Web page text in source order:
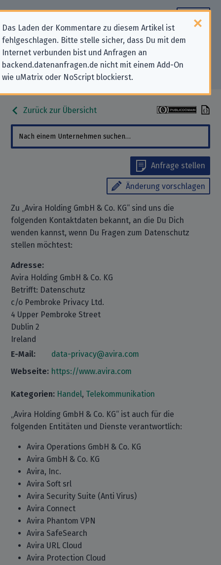
Das Laden der Kommentare zu diesem Artikel ist
fehlgeschlagen. Bitte stelle sicher, dass Du mit dem
Internet verbunden bist und Anfragen an
backend.datenanfragen.de nicht mit einem Add-On
wie uMatrix oder NoScript blockierst.
Datenschutz-Kontaktdaten für
„Avira Holding GmbH & Co. KG“
Zurück zur Übersicht
Anfrage stellen
Änderung vorschlagen
Zu „Avira Holding GmbH & Co. KG“ sind uns die
folgenden Kontaktdaten bekannt, an die Du Dich
wenden kannst, wenn Du Fragen zum Datenschutz
stellen möchtest:
Adresse:
Avira Holding GmbH & Co. KG
Betrifft: Datenschutz
c/o Pembroke Privacy Ltd.
4 Upper Pembroke Street
Dublin 2
Ireland
E-Mail:
data-privacy@avira.com
Webseite: https://www.avira.com
Kategorien: Handel, Telekommunikation
„Avira Holding GmbH & Co. KG“ ist auch für die
folgenden Entitäten und Dienste verantwortlich:
Avira Operations GmbH & Co. KG
Avira GmbH & Co. KG
Avira, Inc.
Avira Soft srl
Avira Security Suite (Anti Virus)
Avira Connect
Avira Phantom VPN
Avira SafeSearch
Avira URL Cloud
Avira Protection Cloud